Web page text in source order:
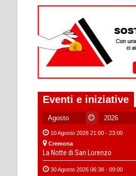
Eventi e iniziative
10 Agosto 2026 21:00 - 23:00
Cremona
La Notte di San Lorenzo
30 Agosto 2026 06:38 - 09:00